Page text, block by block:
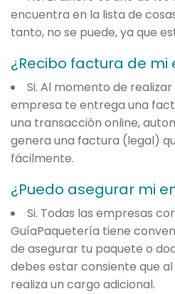
encuentra en la lista de
tanto, no se puede, ya que
¿Recibo factura de mi
Si. Al momento de
empresa te entrega una
una transacción online,
genera una factura (legal)
fácilmente.
¿Puedo asegurar mi
Si. Todas las empresas
GuíaPaquetería tiene
de asegurar tu paquete o
debes estar consiente que
realiza un cargo adicional.